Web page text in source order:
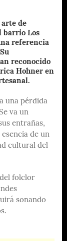
de
barrio Los
referencia
reconocido
Hohner en
una pérdida
va un
entrañas,
de un
cultural del
del folclor
sonando